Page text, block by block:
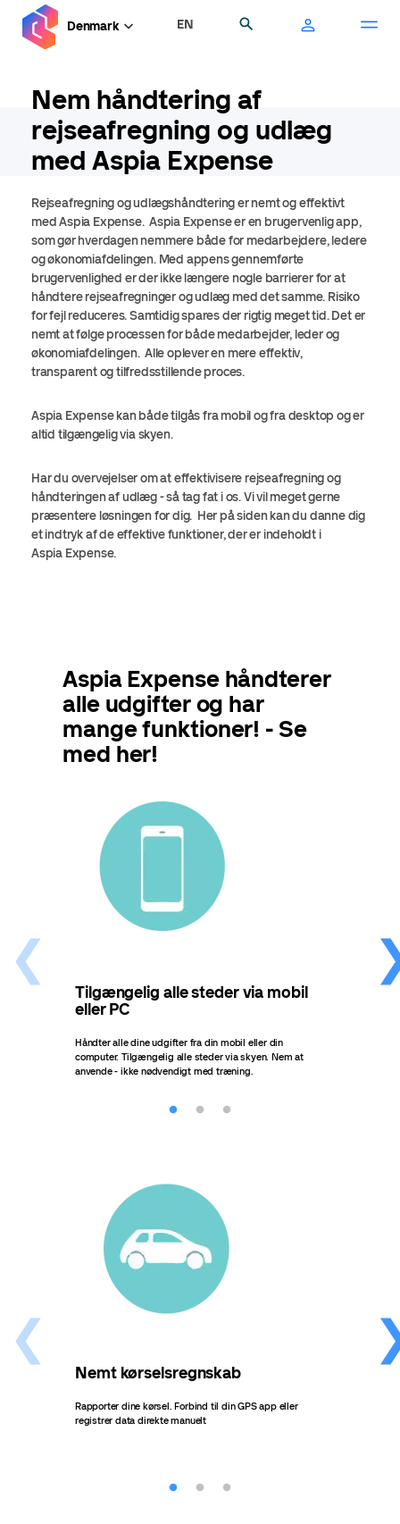
hovedindhold
Denmark EN
Nem håndtering af
rejseafregning og udlæg
med Aspia Expense
Rejseafregning og udlægshåndtering er nemt og effektivt
med Aspia Expense. Aspia Expense er en brugervenlig app,
som gør hverdagen nemmere både for medarbejdere, ledere
og økonomiafdelingen. Med appens gennemførte
brugervenlighed er der ikke længere nogle barrierer for at
håndtere rejseafregninger og udlæg med det samme. Risiko
for fejl reduceres. Samtidig spares der rigtig meget tid. Det er
nemt at følge processen for både medarbejder, leder og
økonomiafdelingen. Alle oplever en mere effektiv,
transparent og tilfredsstillende proces.
Aspia Expense kan både tilgås fra mobil og fra desktop og er
altid tilgængelig via skyen.
Har du overvejelser om at effektivisere rejseafregning og
håndteringen af udlæg - så tag fat i os. Vi vil meget gerne
præsentere løsningen for dig. Her på siden kan du danne dig
et indtryk af de effektive funktioner, der er indeholdt i
Aspia Expense.
Aspia Expense håndterer
alle udgifter og har
mange funktioner! - Se
med her!
Tilgængelig alle steder via mobil
eller PC
Håndter alle dine udgifter fra din mobil eller din
computer. Tilgængelig alle steder via skyen. Nem at
anvende - ikke nødvendigt med træning.
Nemt kørselsregnskab
Rapporter dine kørsel. Forbind til din GPS app eller
registrer data direkte manuelt